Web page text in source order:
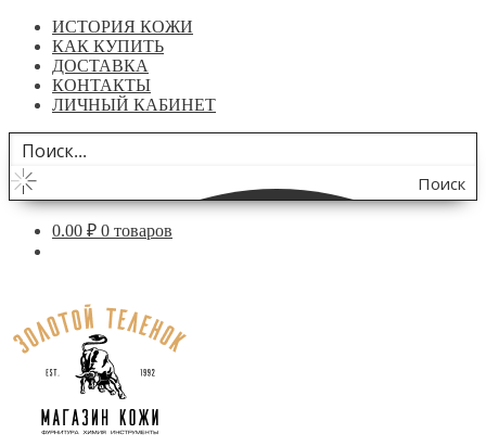
ИСТОРИЯ КОЖИ
КАК КУПИТЬ
ДОСТАВКА
КОНТАКТЫ
ЛИЧНЫЙ КАБИНЕТ
Поиск
по
0.00 ₽ 0 товаров
навигации
содержимому